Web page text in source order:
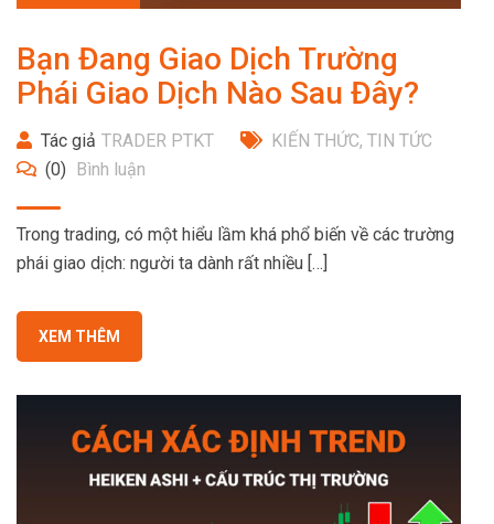
Bạn Đang Giao Dịch Trường
Phái Giao Dịch Nào Sau Đây?
Tác giả TRADER PTKT KIẾN THỨC, TIN TỨC
(0) Bình luận
Trong trading, có một hiểu lầm khá phổ biến về các trường
phái giao dịch: người ta dành rất nhiều […]
XEM THÊM